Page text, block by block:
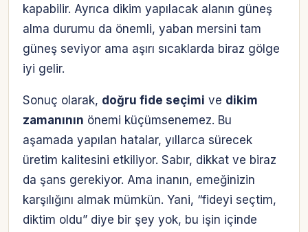
kapabilir. Ayrıca dikim yapılacak alanın güneş
alma durumu da önemli, yaban mersini tam
güneş seviyor ama aşırı sıcaklarda biraz gölge
iyi gelir.
Sonuç olarak, doğru fide seçimi ve dikim
zamanının önemi küçümsenemez. Bu
aşamada yapılan hatalar, yıllarca sürecek
üretim kalitesini etkiliyor. Sabır, dikkat ve biraz
da şans gerekiyor. Ama inanın, emeğinizin
karşılığını almak mümkün. Yani, “fideyi seçtim,
diktim oldu” diye bir şey yok, bu işin içinde